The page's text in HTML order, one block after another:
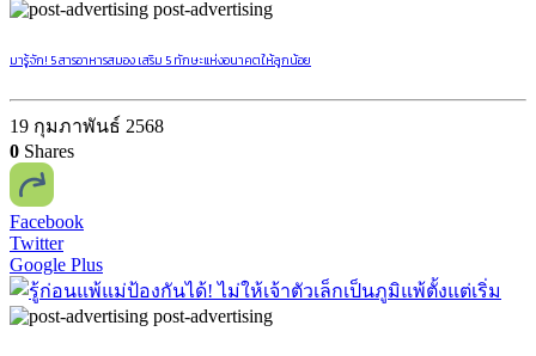
post-advertising
มารู้จัก! 5 สารอาหารสมอง เสริม 5 ทักษะแห่งอนาคตให้ลูกน้อย
19 กุมภาพันธ์ 2568
0 Shares
Facebook
Twitter
Google Plus
post-advertising